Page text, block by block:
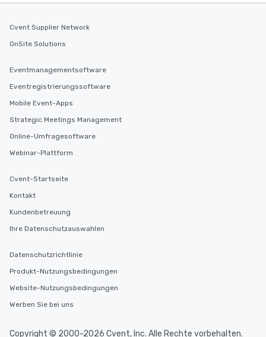
Cvent Supplier Network
OnSite Solutions
Eventmanagementsoftware
Eventregistrierungssoftware
Mobile Event-Apps
Strategic Meetings Management
Online-Umfragesoftware
Webinar-Plattform
Cvent-Startseite
Kontakt
Kundenbetreuung
Ihre Datenschutzauswahlen
Datenschutzrichtlinie
Produkt-Nutzungsbedingungen
Website-Nutzungsbedingungen
Werben Sie bei uns
Copyright © 2000-2026 Cvent, Inc. Alle Rechte vorbehalten.